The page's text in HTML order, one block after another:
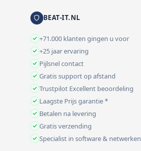
BEAT-IT.NL
+71.000 klanten gingen u voor
+25 jaar ervaring
Pijlsnel contact
Gratis support op afstand
Trustpilot Excellent beoordeling
Laagste Prijs garantie *
Betalen na levering
Gratis verzending
Specialist in software & netwerken